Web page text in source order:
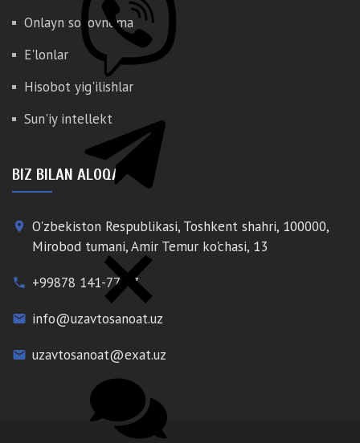
Onlayn so'rovnoma
E'lonlar
Hisobot yig'ilishlar
Sun'iy intellekt
BIZ BILAN ALOQA
place O'zbekiston Respublikasi, Toshkent shahri, 100000,
Mirobod tumani, Amir Temur ko'chasi, 13
phone +99878 141-77-77
email info@uzavtosanoat.uz
email uzavtosanoat@exat.uz